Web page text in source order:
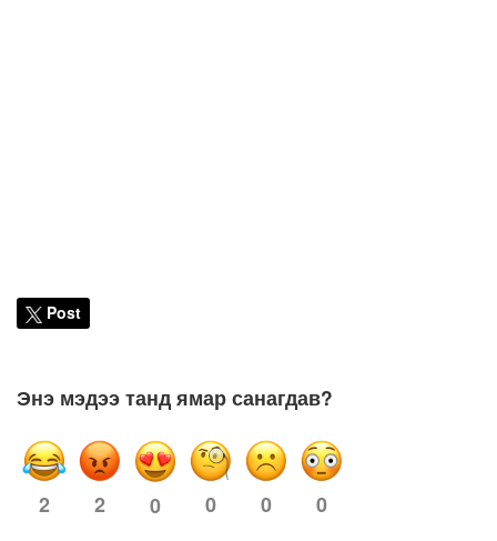
Post
Энэ мэдээ танд ямар санагдав?
2 2 0 0 0 0